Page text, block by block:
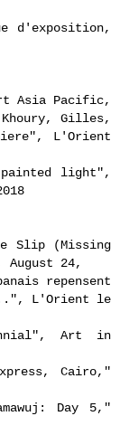
d'exposition,
Asia Pacific,
Gilles,
L'Orient
light",
Slip (Missing
24,
repensent
L'Orient le
Art in
Cairo,"
Day 5,"